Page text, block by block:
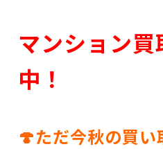
マンション
中！
🍄ただ今秋の買